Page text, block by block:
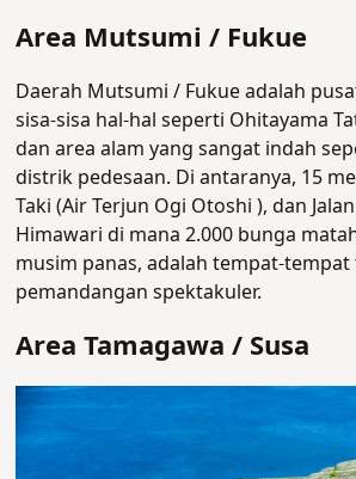
Area Mutsumi / Fukue
Daerah Mutsumi / Fukue adalah
sisa-sisa hal-hal seperti Ohitayama
dan area alam yang sangat indah
distrik pedesaan. Di antaranya, 15
Taki (Air Terjun Ogi Otoshi ), dan
Himawari di mana 2.000 bunga
musim panas, adalah tempat-
pemandangan spektakuler.
Area Tamagawa / Susa